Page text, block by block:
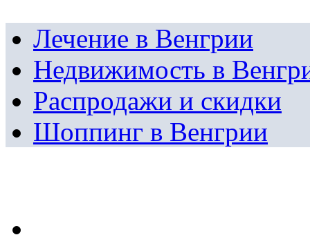
Лечение в Венгрии
Недвижимость в
Распродажи и скидки
Шоппинг в Венгрии